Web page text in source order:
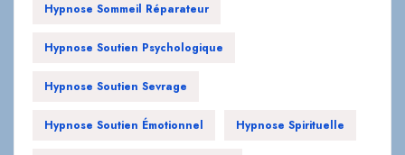
Hypnose Sommeil Réparateur
Hypnose Soutien Psychologique
Hypnose Soutien Sevrage
Hypnose Soutien Émotionnel Hypnose Spirituelle